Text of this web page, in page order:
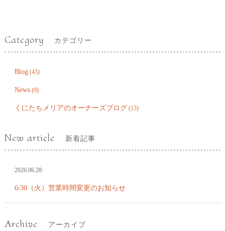
Category カテゴリー
Blog(43)
News(0)
くにたちメリアのオーナーズブログ(13)
New article 新着記事
2026.06.28:
6/30（火）営業時間変更のお知らせ
Archive アーカイブ